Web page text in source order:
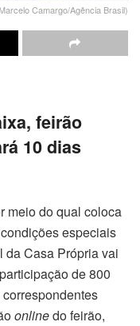
Camargo/Agência Brasil)
feirão
10 dias
meio do qual coloca
especiais
da Casa Própria vai
de 800
onlinedo feirão,